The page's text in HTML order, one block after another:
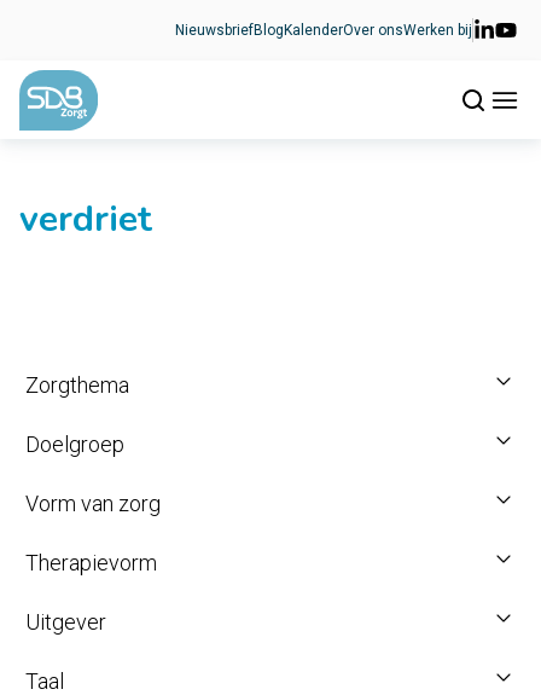
NieuwsbriefBlog KalenderOver onsWerken bij
verdriet
Zorgthema
Doelgroep
Vorm van zorg
Therapievorm
Uitgever
Taal